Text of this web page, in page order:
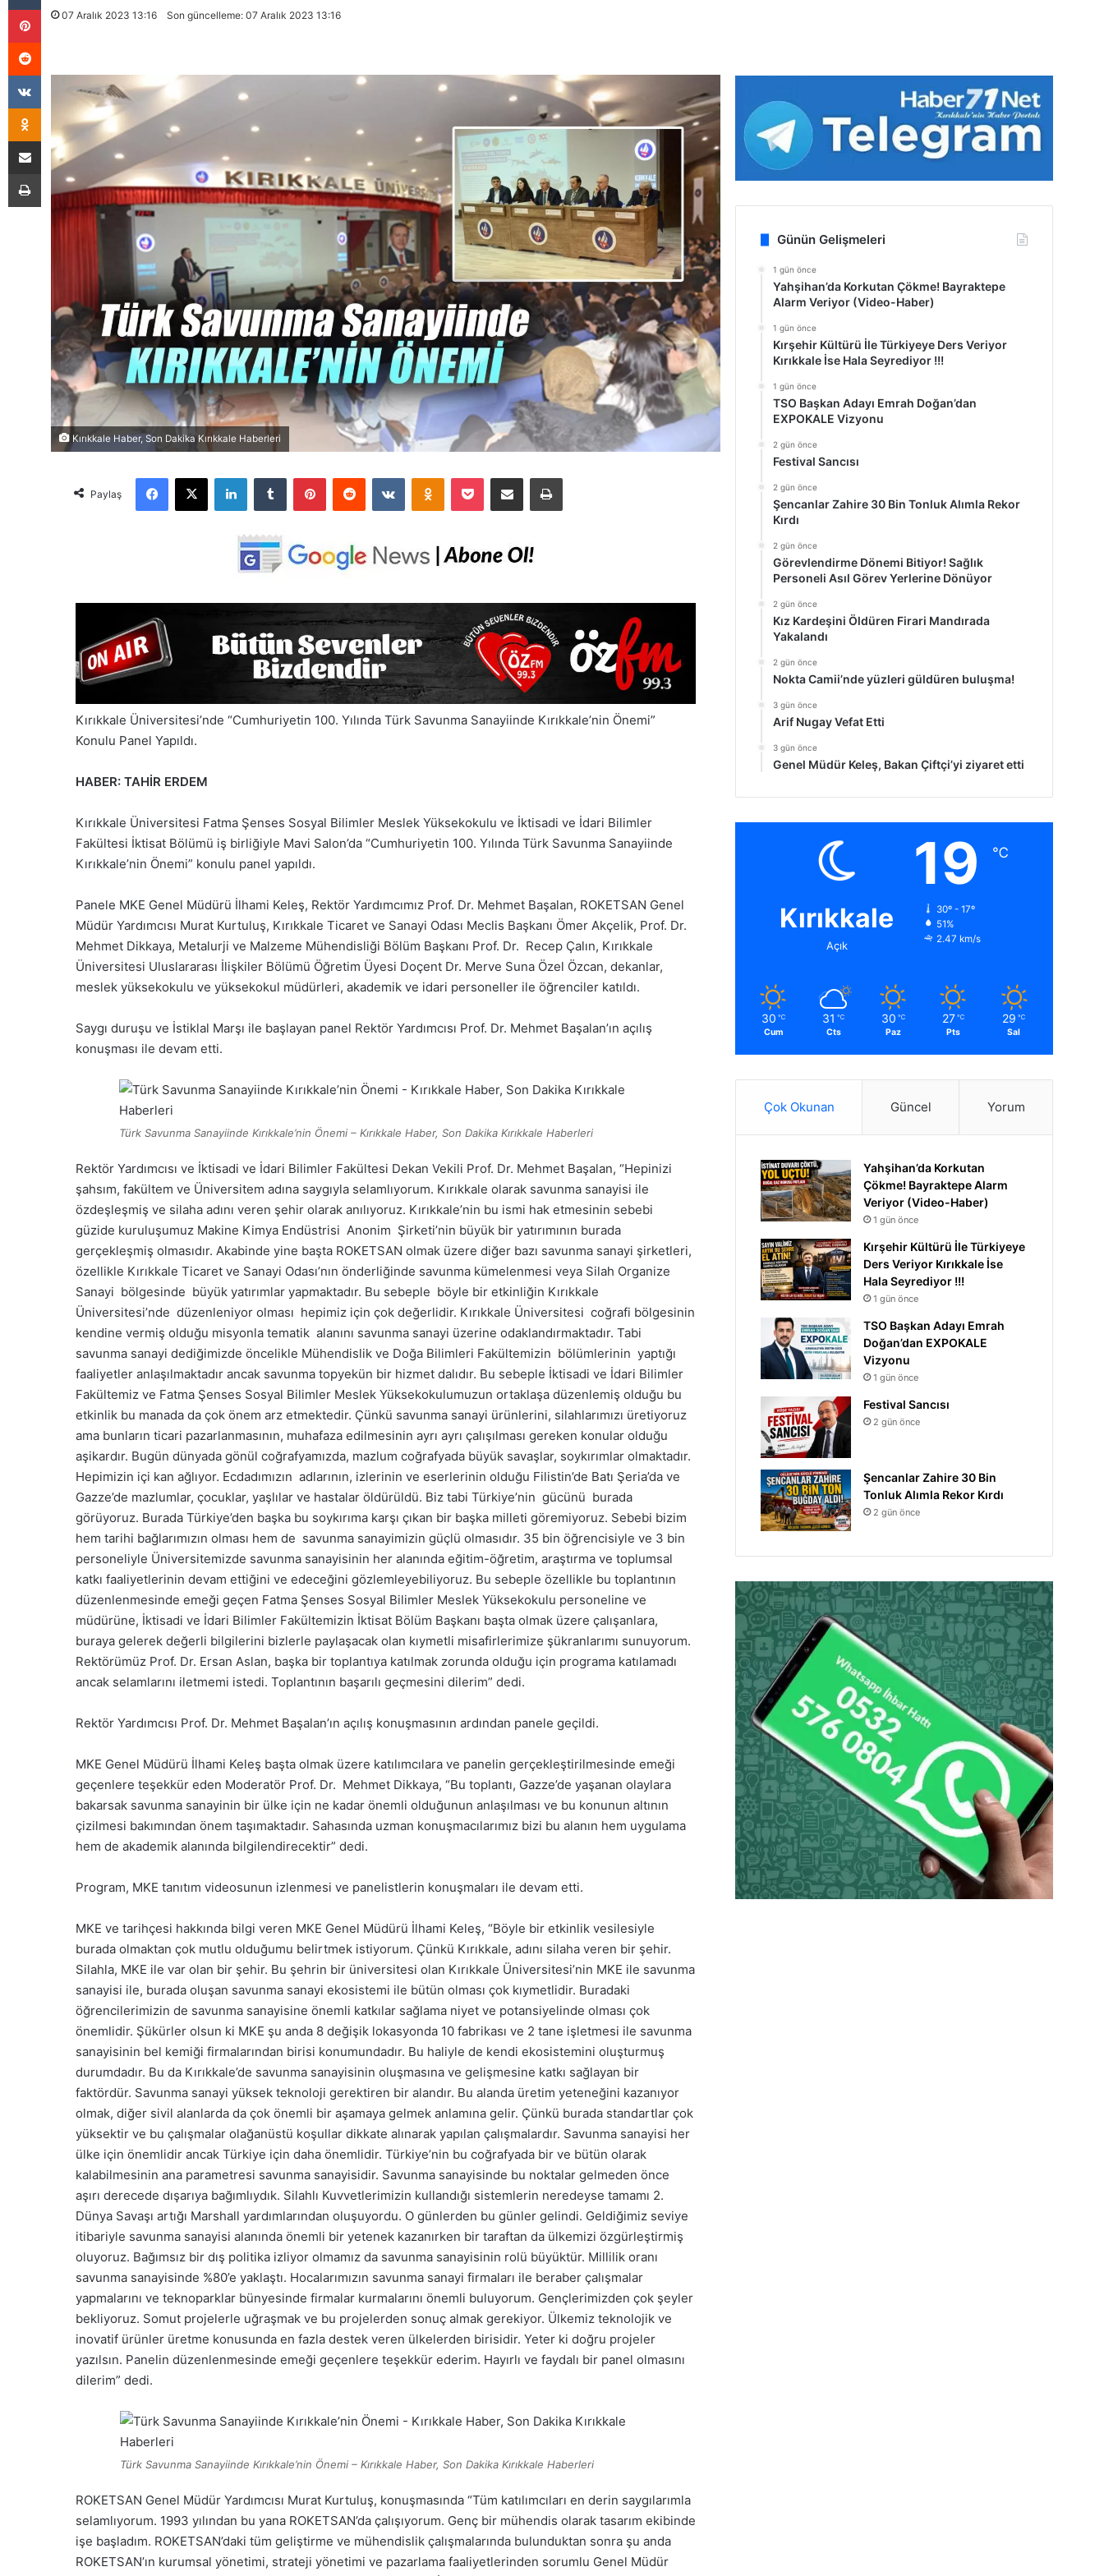
07 Aralık 2023 13:16 Son güncelleme: 07 Aralık 2023 13:16
Kırıkkale Haber, Son Dakika Kırıkkale Haberleri
Paylaş
Kırıkkale Üniversitesi’nde “Cumhuriyetin 100. Yılında Türk Savunma Sanayiinde Kırıkkale’nin Önemi”
Konulu Panel Yapıldı.
HABER: TAHİR ERDEM
Kırıkkale Üniversitesi Fatma Şenses Sosyal Bilimler Meslek Yüksekokulu ve İktisadi ve İdari Bilimler
Fakültesi İktisat Bölümü iş birliğiyle Mavi Salon’da “Cumhuriyetin 100. Yılında Türk Savunma Sanayiinde
Kırıkkale’nin Önemi” konulu panel yapıldı.
Panele MKE Genel Müdürü İlhami Keleş, Rektör Yardımcımız Prof. Dr. Mehmet Başalan, ROKETSAN Genel
Müdür Yardımcısı Murat Kurtuluş, Kırıkkale Ticaret ve Sanayi Odası Meclis Başkanı Ömer Akçelik, Prof. Dr.
Mehmet Dikkaya, Metalurji ve Malzeme Mühendisliği Bölüm Başkanı Prof. Dr. Recep Çalın, Kırıkkale
Üniversitesi Uluslararası İlişkiler Bölümü Öğretim Üyesi Doçent Dr. Merve Suna Özel Özcan, dekanlar,
meslek yüksekokulu ve yüksekokul müdürleri, akademik ve idari personeller ile öğrenciler katıldı.
Saygı duruşu ve İstiklal Marşı ile başlayan panel Rektör Yardımcısı Prof. Dr. Mehmet Başalan’ın açılış
konuşması ile devam etti.
Türk Savunma Sanayiinde Kırıkkale’nin Önemi – Kırıkkale Haber, Son Dakika Kırıkkale Haberleri
Rektör Yardımcısı ve İktisadi ve İdari Bilimler Fakültesi Dekan Vekili Prof. Dr. Mehmet Başalan, “Hepinizi
şahsım, fakültem ve Üniversitem adına saygıyla selamlıyorum. Kırıkkale olarak savunma sanayisi ile
özdeşleşmiş ve silaha adını veren şehir olarak anılıyoruz. Kırıkkale’nin bu ismi hak etmesinin sebebi
güzide kuruluşumuz Makine Kimya Endüstrisi Anonim Şirketi’nin büyük bir yatırımının burada
gerçekleşmiş olmasıdır. Akabinde yine başta ROKETSAN olmak üzere diğer bazı savunma sanayi şirketleri,
özellikle Kırıkkale Ticaret ve Sanayi Odası’nın önderliğinde savunma kümelenmesi veya Silah Organize
Sanayi bölgesinde büyük yatırımlar yapmaktadır. Bu sebeple böyle bir etkinliğin Kırıkkale
Üniversitesi’nde düzenleniyor olması hepimiz için çok değerlidir. Kırıkkale Üniversitesi coğrafi bölgesinin
kendine vermiş olduğu misyonla tematik alanını savunma sanayi üzerine odaklandırmaktadır. Tabi
savunma sanayi dediğimizde öncelikle Mühendislik ve Doğa Bilimleri Fakültemizin bölümlerinin yaptığı
faaliyetler anlaşılmaktadır ancak savunma topyekün bir hizmet dalıdır. Bu sebeple İktisadi ve İdari Bilimler
Fakültemiz ve Fatma Şenses Sosyal Bilimler Meslek Yüksekokulumuzun ortaklaşa düzenlemiş olduğu bu
etkinlik bu manada da çok önem arz etmektedir. Çünkü savunma sanayi ürünlerini, silahlarımızı üretiyoruz
ama bunların ticari pazarlanmasının, muhafaza edilmesinin ayrı ayrı çalışılması gereken konular olduğu
aşikardır. Bugün dünyada gönül coğrafyamızda, mazlum coğrafyada büyük savaşlar, soykırımlar olmaktadır.
Hepimizin içi kan ağlıyor. Ecdadımızın adlarının, izlerinin ve eserlerinin olduğu Filistin’de Batı Şeria’da ve
Gazze’de mazlumlar, çocuklar, yaşlılar ve hastalar öldürüldü. Biz tabi Türkiye’nin gücünü burada
görüyoruz. Burada Türkiye’den başka bu soykırıma karşı çıkan bir başka milleti göremiyoruz. Sebebi bizim
hem tarihi bağlarımızın olması hem de savunma sanayimizin güçlü olmasıdır. 35 bin öğrencisiyle ve 3 bin
personeliyle Üniversitemizde savunma sanayisinin her alanında eğitim-öğretim, araştırma ve toplumsal
katkı faaliyetlerinin devam ettiğini ve edeceğini gözlemleyebiliyoruz. Bu sebeple özellikle bu toplantının
düzenlenmesinde emeği geçen Fatma Şenses Sosyal Bilimler Meslek Yüksekokulu personeline ve
müdürüne, İktisadi ve İdari Bilimler Fakültemizin İktisat Bölüm Başkanı başta olmak üzere çalışanlara,
buraya gelerek değerli bilgilerini bizlerle paylaşacak olan kıymetli misafirlerimize şükranlarımı sunuyorum.
Rektörümüz Prof. Dr. Ersan Aslan, başka bir toplantıya katılmak zorunda olduğu için programa katılamadı
ancak selamlarını iletmemi istedi. Toplantının başarılı geçmesini dilerim” dedi.
Rektör Yardımcısı Prof. Dr. Mehmet Başalan’ın açılış konuşmasının ardından panele geçildi.
MKE Genel Müdürü İlhami Keleş başta olmak üzere katılımcılara ve panelin gerçekleştirilmesinde emeği
geçenlere teşekkür eden Moderatör Prof. Dr. Mehmet Dikkaya, “Bu toplantı, Gazze’de yaşanan olaylara
bakarsak savunma sanayinin bir ülke için ne kadar önemli olduğunun anlaşılması ve bu konunun altının
çizilmesi bakımından önem taşımaktadır. Sahasında uzman konuşmacılarımız bizi bu alanın hem uygulama
hem de akademik alanında bilgilendirecektir” dedi.
Program, MKE tanıtım videosunun izlenmesi ve panelistlerin konuşmaları ile devam etti.
MKE ve tarihçesi hakkında bilgi veren MKE Genel Müdürü İlhami Keleş, “Böyle bir etkinlik vesilesiyle
burada olmaktan çok mutlu olduğumu belirtmek istiyorum. Çünkü Kırıkkale, adını silaha veren bir şehir.
Silahla, MKE ile var olan bir şehir. Bu şehrin bir üniversitesi olan Kırıkkale Üniversitesi’nin MKE ile savunma
sanayisi ile, burada oluşan savunma sanayi ekosistemi ile bütün olması çok kıymetlidir. Buradaki
öğrencilerimizin de savunma sanayisine önemli katkılar sağlama niyet ve potansiyelinde olması çok
önemlidir. Şükürler olsun ki MKE şu anda 8 değişik lokasyonda 10 fabrikası ve 2 tane işletmesi ile savunma
sanayisinin bel kemiği firmalarından birisi konumundadır. Bu haliyle de kendi ekosistemini oluşturmuş
durumdadır. Bu da Kırıkkale’de savunma sanayisinin oluşmasına ve gelişmesine katkı sağlayan bir
faktördür. Savunma sanayi yüksek teknoloji gerektiren bir alandır. Bu alanda üretim yeteneğini kazanıyor
olmak, diğer sivil alanlarda da çok önemli bir aşamaya gelmek anlamına gelir. Çünkü burada standartlar çok
yüksektir ve bu çalışmalar olağanüstü koşullar dikkate alınarak yapılan çalışmalardır. Savunma sanayisi her
ülke için önemlidir ancak Türkiye için daha önemlidir. Türkiye’nin bu coğrafyada bir ve bütün olarak
kalabilmesinin ana parametresi savunma sanayisidir. Savunma sanayisinde bu noktalar gelmeden önce
aşırı derecede dışarıya bağımlıydık. Silahlı Kuvvetlerimizin kullandığı sistemlerin neredeyse tamamı 2.
Dünya Savaşı artığı Marshall yardımlarından oluşuyordu. O günlerden bu günler gelindi. Geldiğimiz seviye
itibariyle savunma sanayisi alanında önemli bir yetenek kazanırken bir taraftan da ülkemizi özgürleştirmiş
oluyoruz. Bağımsız bir dış politika izliyor olmamız da savunma sanayisinin rolü büyüktür. Millilik oranı
savunma sanayisinde %80’e yaklaştı. Hocalarımızın savunma sanayi firmaları ile beraber çalışmalar
yapmalarını ve teknoparklar bünyesinde firmalar kurmalarını önemli buluyorum. Gençlerimizden çok şeyler
bekliyoruz. Somut projelerle uğraşmak ve bu projelerden sonuç almak gerekiyor. Ülkemiz teknolojik ve
inovatif ürünler üretme konusunda en fazla destek veren ülkelerden birisidir. Yeter ki doğru projeler
yazılsın. Panelin düzenlenmesinde emeği geçenlere teşekkür ederim. Hayırlı ve faydalı bir panel olmasını
dilerim” dedi.
Türk Savunma Sanayiinde Kırıkkale’nin Önemi – Kırıkkale Haber, Son Dakika Kırıkkale Haberleri
ROKETSAN Genel Müdür Yardımcısı Murat Kurtuluş, konuşmasında “Tüm katılımcıları en derin saygılarımla
selamlıyorum. 1993 yılından bu yana ROKETSAN’da çalışıyorum. Genç bir mühendis olarak tasarım ekibinde
işe başladım. ROKETSAN’daki tüm geliştirme ve mühendislik çalışmalarında bulunduktan sonra şu anda
ROKETSAN’ın kurumsal yönetimi, strateji yönetimi ve pazarlama faaliyetlerinden sorumlu Genel Müdür
Günün Gelişmeleri
1 gün önce
Yahşihan’da Korkutan Çökme! Bayraktepe
Alarm Veriyor (Video-Haber)
1 gün önce
Kırşehir Kültürü İle Türkiyeye Ders Veriyor
Kırıkkale İse Hala Seyrediyor !!!
1 gün önce
TSO Başkan Adayı Emrah Doğan’dan
EXPOKALE Vizyonu
2 gün önce
Festival Sancısı
2 gün önce
Şencanlar Zahire 30 Bin Tonluk Alımla Rekor
Kırdı
2 gün önce
Görevlendirme Dönemi Bitiyor! Sağlık
Personeli Asıl Görev Yerlerine Dönüyor
2 gün önce
Kız Kardeşini Öldüren Firari Mandırada
Yakalandı
2 gün önce
Nokta Camii’nde yüzleri güldüren buluşma!
3 gün önce
Arif Nugay Vefat Etti
3 gün önce
Genel Müdür Keleş, Bakan Çiftçi’yi ziyaret etti
Kırıkkale
Açık
19 ℃
30º - 17º
51%
2.47 km/s
30 ℃
Cum
31 ℃
Cts
30 ℃
Paz
27 ℃
Pts
29 ℃
Sal
Çok Okunan Güncel Yorum
Yahşihan’da Korkutan
Çökme! Bayraktepe Alarm
Veriyor (Video-Haber)
1 gün önce
Kırşehir Kültürü İle Türkiyeye
Ders Veriyor Kırıkkale İse
Hala Seyrediyor !!!
1 gün önce
TSO Başkan Adayı Emrah
Doğan’dan EXPOKALE
Vizyonu
1 gün önce
Festival Sancısı
2 gün önce
Şencanlar Zahire 30 Bin
Tonluk Alımla Rekor Kırdı
2 gün önce
Pinterest
VKontakte
Odnoklassniki
E-Posta İle Paylaş
Yazdır